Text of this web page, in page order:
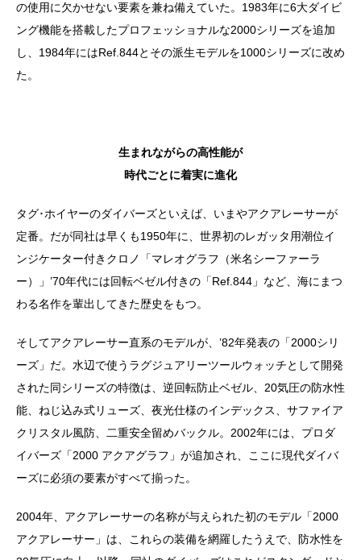
の使用に欠かせない要素を兼ね備えていた。1983年に6大ダイビ
ング機能を搭載したプロフェッショナルな2000シリーズを追加
し、1984年にはRef.844とその派生モデルを1000シリーズに改め
た。
生まれながらの高性能が
時代ごとに着実に進化
タグ･ホイヤーのダイバーズといえば、いまやアクアレーサーが
定番。だが同社は早くも1950年に、世界初のレガッタ用潮位イ
ンジケーター付きクロノ「マレオグラフ（米名シーファーラ
ー）」’70年代には回転ベゼル付きの「Ref.844」など、海にまつ
わる名作を輩出してきた歴史をもつ。
そしてアクアレーサー直系のモデルが、’82年発表の「2000シリ
ーズ」だ。水辺で使うラグジュアリーツールウォッチとして開発
された同シリーズの特徴は、逆回転防止ベゼル、20気圧の防水性
能、ねじ込み式リューズ、夜光仕様のインデックス、サファイア
クリスタル風防、二重安全留めバックル。2002年には、プロダ
イバーズ「2000 アクアグラフ」が追加され、ここに現代ダイバ
ーズに必須の要素がすべて揃った。
2004年、アクアレーサーの名称が与えられた初のモデル「2000
アクアレーサー」は、これらの装備を網羅したうえで、防水性を